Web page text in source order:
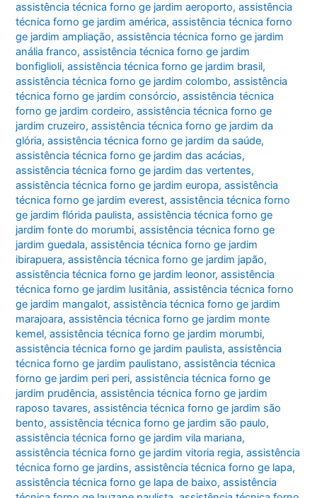
assistência técnica forno ge jardim aeroporto,assistência
técnica forno ge jardim américa,assistência técnica forno
ge jardim ampliação,assistência técnica forno ge jardim
anália franco,assistência técnica forno ge jardim
bonfiglioli,assistência técnica forno ge jardim brasil,
assistência técnica forno ge jardim colombo,assistência
técnica forno ge jardim consórcio,assistência técnica
forno ge jardim cordeiro,assistência técnica forno ge
jardim cruzeiro,assistência técnica forno ge jardim da
glória,assistência técnica forno ge jardim da saúde,
assistência técnica forno ge jardim das acácias,
assistência técnica forno ge jardim das vertentes,
assistência técnica forno ge jardim europa,assistência
técnica forno ge jardim everest,assistência técnica forno
ge jardim flórida paulista,assistência técnica forno ge
jardim fonte do morumbi,assistência técnica forno ge
jardim guedala,assistência técnica forno ge jardim
ibirapuera,assistência técnica forno ge jardim japão,
assistência técnica forno ge jardim leonor,assistência
técnica forno ge jardim lusitânia,assistência técnica forno
ge jardim mangalot,assistência técnica forno ge jardim
marajoara,assistência técnica forno ge jardim monte
kemel,assistência técnica forno ge jardim morumbi,
assistência técnica forno ge jardim paulista,assistência
técnica forno ge jardim paulistano,assistência técnica
forno ge jardim peri peri,assistência técnica forno ge
jardim prudência,assistência técnica forno ge jardim
raposo tavares,assistência técnica forno ge jardim são
bento,assistência técnica forno ge jardim são paulo,
assistência técnica forno ge jardim vila mariana,
assistência técnica forno ge jardim vitoria regia,assistência
técnica forno ge jardins,assistência técnica forno ge lapa,
assistência técnica forno ge lapa de baixo,assistência